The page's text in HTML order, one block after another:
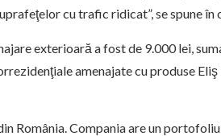
cu trafic ridicat”, se spune în
exterioară a fost de 9.000 lei,
amenajate cu produse
România. Compania are un